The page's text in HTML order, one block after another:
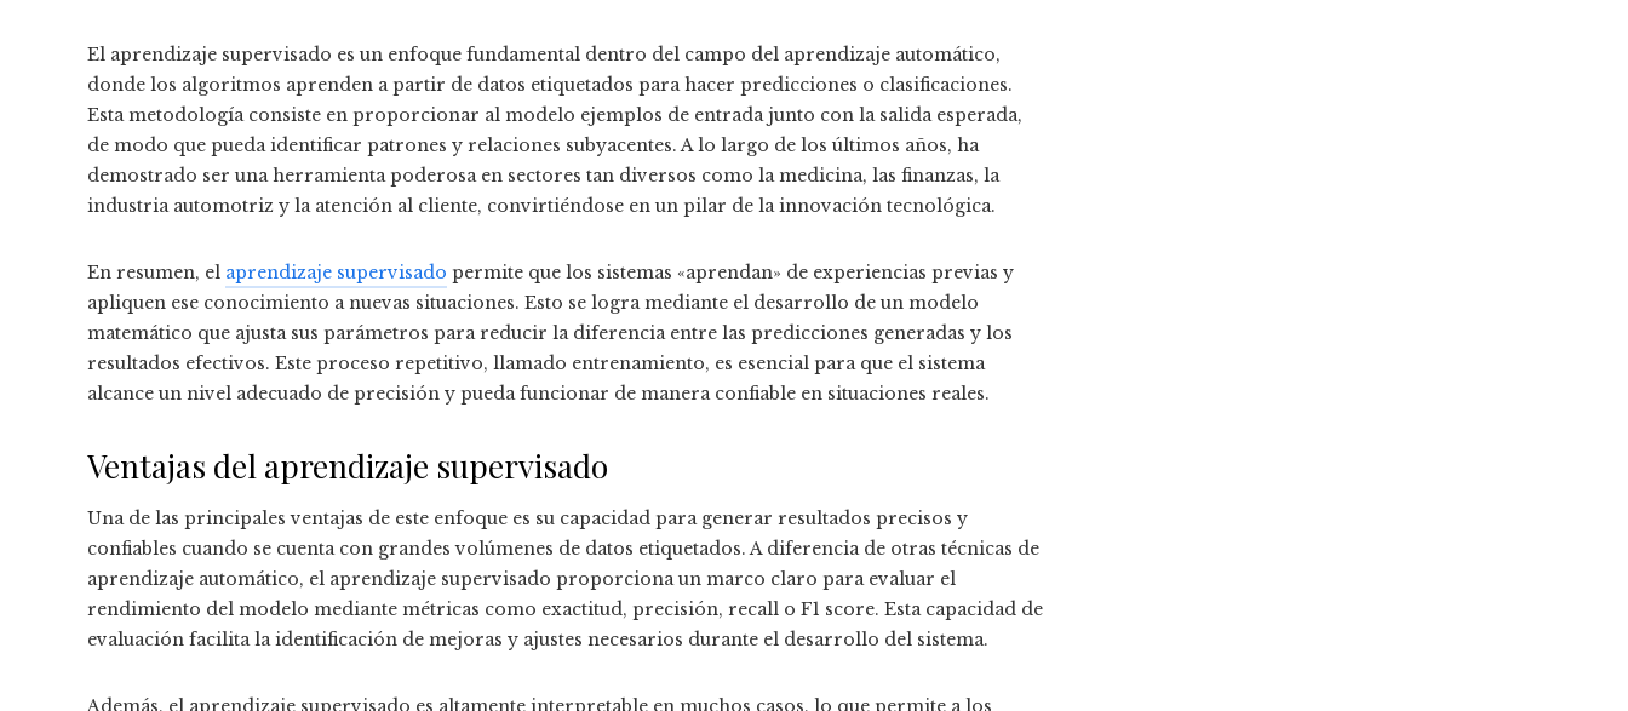
El aprendizaje supervisado es un enfoque fundamental dentro del campo del aprendizaje automático,
donde los algoritmos aprenden a partir de datos etiquetados para hacer predicciones o clasificaciones.
Esta metodología consiste en proporcionar al modelo ejemplos de entrada junto con la salida esperada,
de modo que pueda identificar patrones y relaciones subyacentes. A lo largo de los últimos años, ha
demostrado ser una herramienta poderosa en sectores tan diversos como la medicina, las finanzas, la
industria automotriz y la atención al cliente, convirtiéndose en un pilar de la innovación tecnológica.
En resumen, el aprendizaje supervisado permite que los sistemas «aprendan» de experiencias previas y
apliquen ese conocimiento a nuevas situaciones. Esto se logra mediante el desarrollo de un modelo
matemático que ajusta sus parámetros para reducir la diferencia entre las predicciones generadas y los
resultados efectivos. Este proceso repetitivo, llamado entrenamiento, es esencial para que el sistema
alcance un nivel adecuado de precisión y pueda funcionar de manera confiable en situaciones reales.
Ventajas del aprendizaje supervisado
Una de las principales ventajas de este enfoque es su capacidad para generar resultados precisos y
confiables cuando se cuenta con grandes volúmenes de datos etiquetados. A diferencia de otras técnicas de
aprendizaje automático, el aprendizaje supervisado proporciona un marco claro para evaluar el
rendimiento del modelo mediante métricas como exactitud, precisión, recall o F1 score. Esta capacidad de
evaluación facilita la identificación de mejoras y ajustes necesarios durante el desarrollo del sistema.
Además, el aprendizaje supervisado es altamente interpretable en muchos casos, lo que permite a los